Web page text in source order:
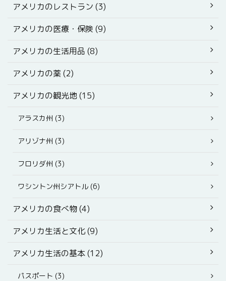
アメリカのレストラン (3)
アメリカの医療・保険 (9)
アメリカの生活用品 (8)
アメリカの薬 (2)
アメリカの観光地 (15)
アラスカ州 (3)
アリゾナ州 (3)
フロリダ州 (3)
ワシントン州シアトル (6)
アメリカの食べ物 (4)
アメリカ生活と文化 (9)
アメリカ生活の基本 (12)
パスポート (3)